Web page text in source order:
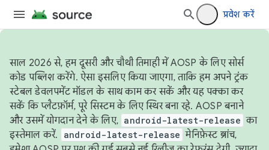
प्रवेश करें
साल 2026 से, हम दूसरी और चौथी तिमाही में AOSP के लिए सोर्स
कोड पब्लिश करेंगे. ऐसा इसलिए किया जाएगा, ताकि हम अपने ट्रंक
स्टेबल डेवलपमेंट मॉडल के साथ काम कर सकें और यह पक्का कर
सकें कि प्लैटफ़ॉर्म, पूरे सिस्टम के लिए स्थिर बना रहे. AOSP बनाने
और उसमें योगदान देने के लिए, android-latest-release का
इस्तेमाल करें.
android-latest-release मेनिफ़ेस्ट ब्रांच,